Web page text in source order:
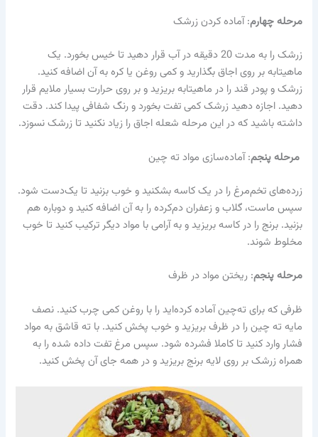
مرحله چهارم: آماده‌ کردن زرشک
زرشک را به مدت 20 دقیقه در آب قرار دهید تا خیس بخورد. یک
ماهیتابه بر روی اجاق بگذارید و کمی روغن یا کره به آن اضافه کنید.
زرشک و پودر قند را در ماهیتابه بریزید و بر روی حرارت بسیار ملایم قرار
دهید. اجازه دهید زرشک کمی تفت بخورد و رنگ شفافی پیدا کند. دقت
داشته باشید که در این مرحله شعله اجاق را زیاد نکنید تا زرشک نسوزد.
مرحله پنجم: آماده‌سازی مواد ته‌ چین
زرده‌های تخم‌مرغ را در یک کاسه بشکنید و خوب بزنید تا یک‌دست شود.
سپس ماست، گلاب و زعفران دم‌کرده را به آن اضافه کنید و دوباره هم
بزنید. برنج را در کاسه بریزید و به آرامی با مواد دیگر ترکیب کنید تا خوب
مخلوط شوند.
مرحله پنجم: ریختن مواد در ظرف
ظرفی که برای ته‌چین آماده کرده‌اید را با روغن کمی چرب کنید. نصف
مایه ته چین را در ظرف بریزید و خوب پخش کنید. با ته قاشق به مواد
فشار وارد کنید تا کاملا فشرده شود. سپس مرغ تفت داده شده را به
همراه زرشک بر روی لایه برنج بریزید و در همه جای آن پخش کنید.